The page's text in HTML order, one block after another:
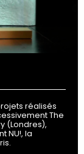
réalisés
The
(Londres),
NU!, la